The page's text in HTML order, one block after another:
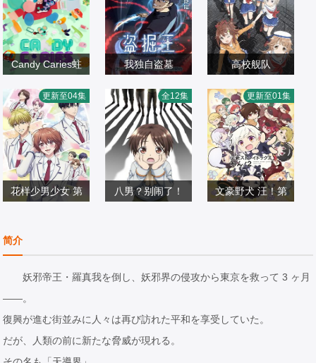
Candy Caries蛀
日韩动漫
2026/日本
我独自盗墓
织,入野自由,诹访
部顺一
日韩动漫
2026/韩国
高校舰队
Lynn,古木望,种崎
敦美,泽田美晴,菊
地瞳,田中美海,丸
山有香,田边留依,
中村樱,久保由利
下七海,藤田茜,小
林优,黑濑裕子,大
藤加奈惠,阿澄佳
日韩动漫
2016/日本
花样少男少女 第
润,内山昂辉,八代
拓,日野聪,驹田航,
川岛零士,夏吉优
子,西山宏太朗,山
根绮,户谷菊之介,
古屋亚南
日韩动漫
2026/日本
更新至04集
八男？别闹了！
未可子,市道真央,
下野纮,高冢智人,
加奈,浪川大辅,屋
良有作,山根雅史
2020/日本
全12集
文豪野犬 汪！第
堇,石田彰,子安武
人,森川智之,福山
菜,大塚明夫,小野
2026/日本
更新至01集
简介
妖邪帝王・羅真我を倒し、妖邪界の侵攻から東京を救って 3 ヶ月
――。
復興が進む街並みに人々は再び訪れた平和を享受していた。
だが、人類の前に新たな脅威が現れる。